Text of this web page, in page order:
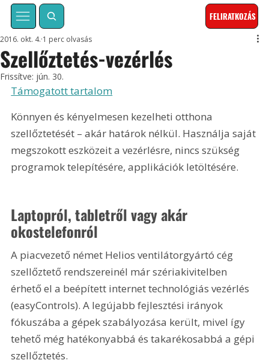
FELIRATKOZÁS
Szellőztetés-vezérlés
2016. okt. 4. 1 perc olvasás
Frissítve: jún. 30.
Támogatott tartalom
Könnyen és kényelmesen kezelheti otthona
szellőztetését – akár határok nélkül. Használja saját
megszokott eszközeit a vezérlésre, nincs szükség
programok telepítésére, applikációk letöltésére.
Laptopról, tabletről vagy akár
okostelefonról
A piacvezető német Helios ventilátorgyártó cég
szellőztető rendszereinél már szériakivitelben
érhető el a beépített internet technológiás vezérlés
(easyControls). A legújabb fejlesztési irányok
fókuszába a gépek szabályozása került, mivel így
tehető még hatékonyabbá és takarékosabbá a gépi
szellőztetés.